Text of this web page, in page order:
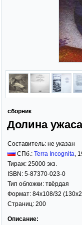
сборник
Долина
Составитель: не указан
СПб.: Terra Incognita,
Тираж: 25000 экз.
ISBN: 5-87370-023-0
Тип обложки: твёрдая
Формат: 84x108/32
Страниц: 200
Описание: